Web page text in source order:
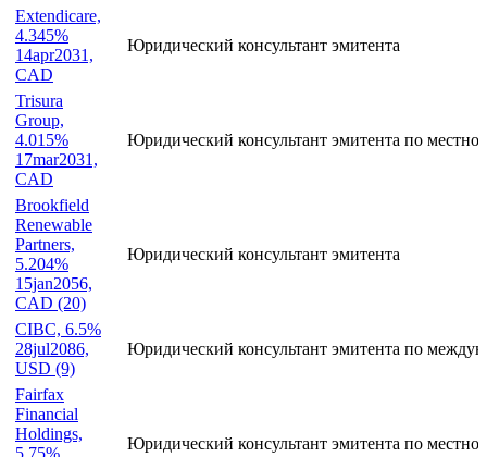
Extendicare,
4.345%
14apr2031,
CAD
Юридический консультант эмитента
Trisura
Group,
4.015%
17mar2031,
CAD
Юридический консультант эмитента по
Brookfield
Renewable
Partners,
5.204%
15jan2056,
CAD (20)
Юридический консультант эмитента
CIBC, 6.5%
28jul2086,
USD (9)
Юридический консультант эмитента по
Fairfax
Financial
Holdings,
5.75%
Юридический консультант эмитента по